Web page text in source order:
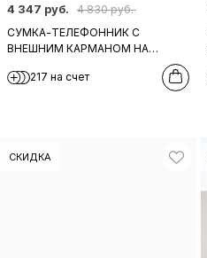
4 347 руб.
4 830 руб.
СУМКА-ТЕЛЕФОННИК С
ВНЕШНИМ КАРМАНОМ НА
БОРДОВОГО ЦВЕТА
217 на счет
СКИДКА